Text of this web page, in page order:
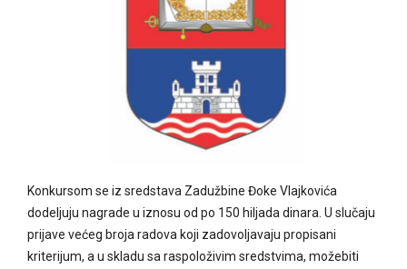
Konkursom se iz sredstava Zadužbine Đoke Vlajkovića
dodeljuju nagrade u iznosu od po 150 hiljada dinara. U slučaju
prijave većeg broja radova koji zadovoljavaju propisani
kriterijum, a u skladu sa raspoloživim sredstvima, možebiti